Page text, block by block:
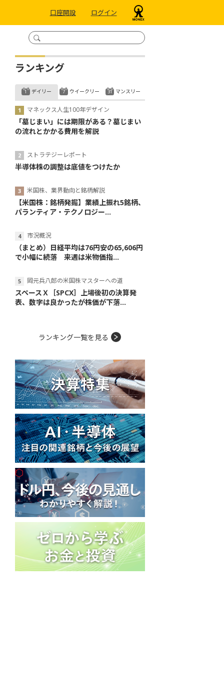
口座開設 ログイン
ランキング
デイリー
マネックス人生100年デザイン
「墓じまい」には期限がある？墓じまい
の流れとかかる費用を解説
ストラテジーレポート
半導体株の調整は底値をつけたか
米国株、業界動向と銘柄解説
【米国株：銘柄発掘】業績上振れ5銘柄、
パランティア・テクノロジー...
市況概況
（まとめ）日経平均は76円安の65,606円
で小幅に続落 来週は米物価指...
岡元兵八郎の米国株マスターへの道
スペースＸ［SPCX］上場後初の決算発
表、数字は良かったが株価が下落...
ウイークリー マンスリー
ランキング一覧を見る